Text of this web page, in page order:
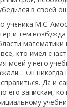
в своей
ученика М.С.
и тем
кто имел
моей у него
Он никогда
Да и
его запискам,